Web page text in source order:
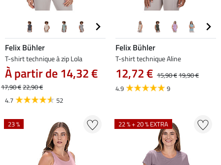
Felix Bühler
T-shirt technique à zip Lola
À partir de 14,32 €
17,90 €22,90 €
4.7
52
Felix Bühler
T-shirt technique Aline
12,72 € 15,90 €19,90 €
4.9
9
23 % 22 % + 20 % EXTRA